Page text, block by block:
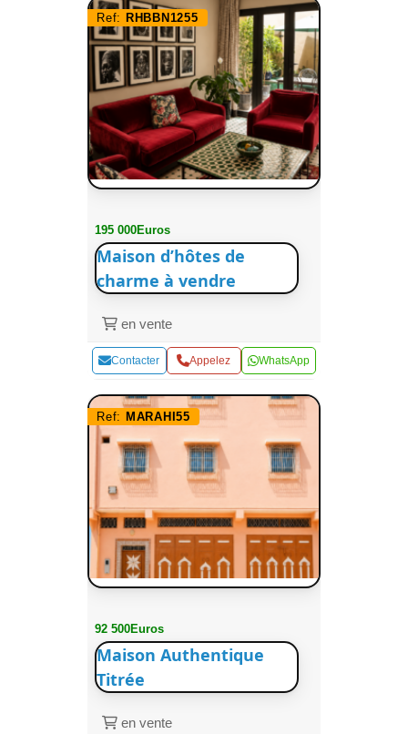
Ref: RHBBN1255
195 000Euros
Maison d’hôtes de
charme à vendre
en vente
Contacter Appelez WhatsApp
Ref: MARAHI55
92 500Euros
Maison Authentique
Titrée
en vente